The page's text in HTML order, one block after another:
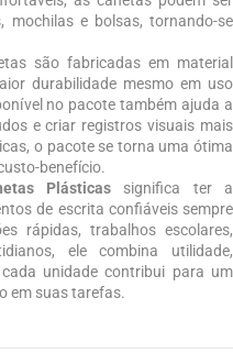
mochilas e bolsas, tornando-se
são fabricadas em material
durabilidade mesmo em uso
no pacote também ajuda a
e criar registros visuais mais
o pacote se torna uma ótima
benefício.
Plásticas significa ter a
de escrita confiáveis sempre
rápidas, trabalhos escolares,
ele combina utilidade,
unidade contribui para um
em suas tarefas.